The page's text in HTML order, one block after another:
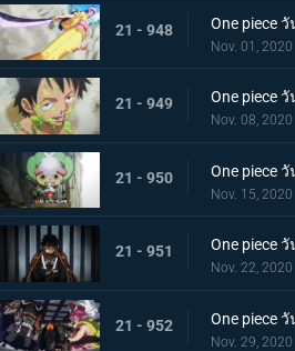
21 - 948
Nov. 01, 2020
21 - 949
Nov. 08, 2020
21 - 950
Nov. 15, 2020
21 - 951
Nov. 22, 2020
21 - 952
Nov. 29, 2020